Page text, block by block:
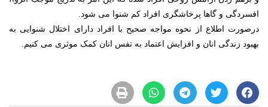
افسردگی و گاها پرخاشگری افراد کم شنوا می شود.
درصورت اطلاع از نحوه مواجه صحیح با افراد دارای اختلال شنوایی به
بهبود زندگی انان و افزایش اعتماد به تفس انان کمک موثری می کنیم.